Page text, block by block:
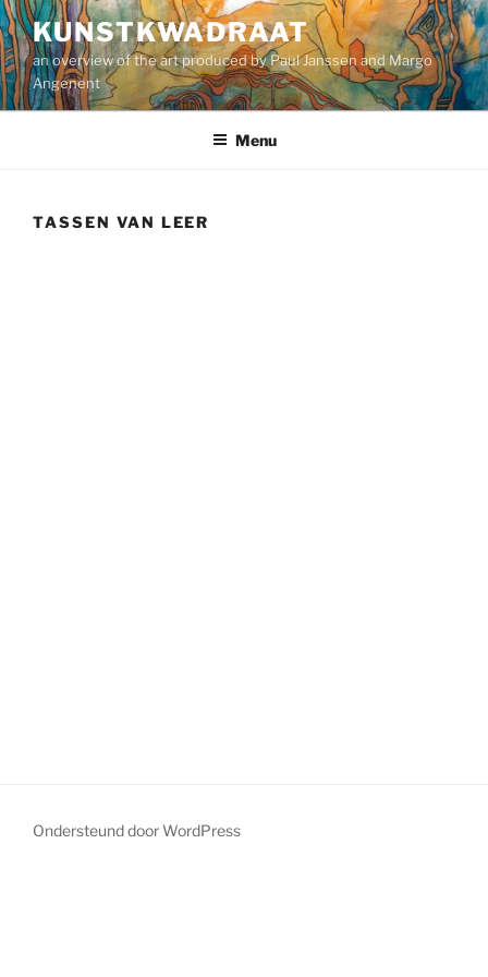
Ga
naar
de
inhoud
KUNSTKWADRAAT
an overview of the art produced by Paul Janssen and Margo
Angenent
Menu
TASSEN VAN LEER
Ondersteund door WordPress